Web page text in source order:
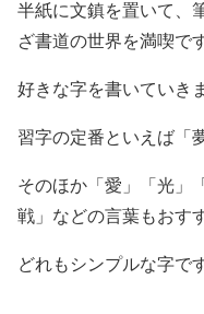
半紙に文鎮を置いて、
ざ書道の世界を満喫で
好きな字を書いていき
習字の定番といえば「
そのほか「愛」「光」
戦」などの言葉もおす
どれもシンプルな字で